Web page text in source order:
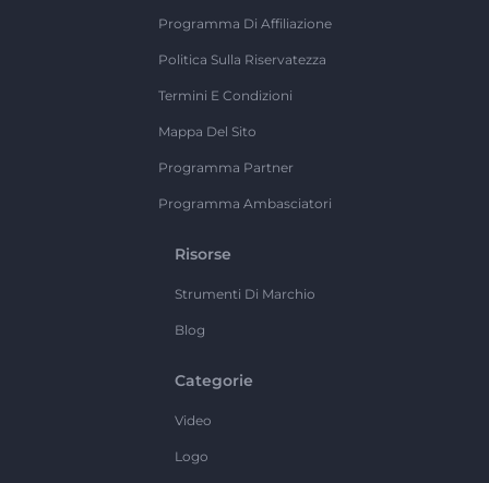
Programma Di Affiliazione
Politica Sulla Riservatezza
Termini E Condizioni
Mappa Del Sito
Programma Partner
Programma Ambasciatori
Risorse
Strumenti Di Marchio
Blog
Categorie
Video
Logo